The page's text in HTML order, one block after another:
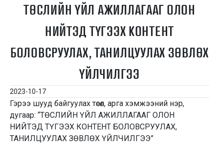
ТӨСЛИЙН ҮЙЛ АЖИЛЛАГААГ ОЛОН
НИЙТЭД ТҮГЭЭХ КОНТЕНТ
БОЛОВСРУУЛАХ, ТАНИЛЦУУЛАХ ЗӨВЛӨХ
ҮЙЛЧИЛГЭЭ
2023-10-17
Гэрээ шууд байгуулах төсөл, арга хэмжээний нэр,
дугаар: “ТӨСЛИЙН ҮЙЛ АЖИЛЛАГААГ ОЛОН
НИЙТЭД ТҮГЭЭХ КОНТЕНТ БОЛОВСРУУЛАХ,
ТАНИЛЦУУЛАХ ЗӨВЛӨХ ҮЙЛЧИЛГЭЭ”